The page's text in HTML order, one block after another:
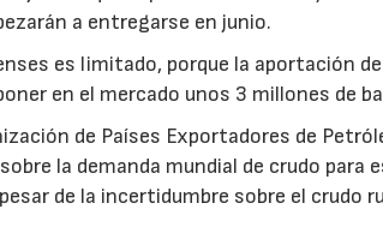
a entregarse en junio.
es limitado, porque la aportación de
en el mercado unos 3 millones de
de Países Exportadores de
la demanda mundial de crudo para
de la incertidumbre sobre el crudo